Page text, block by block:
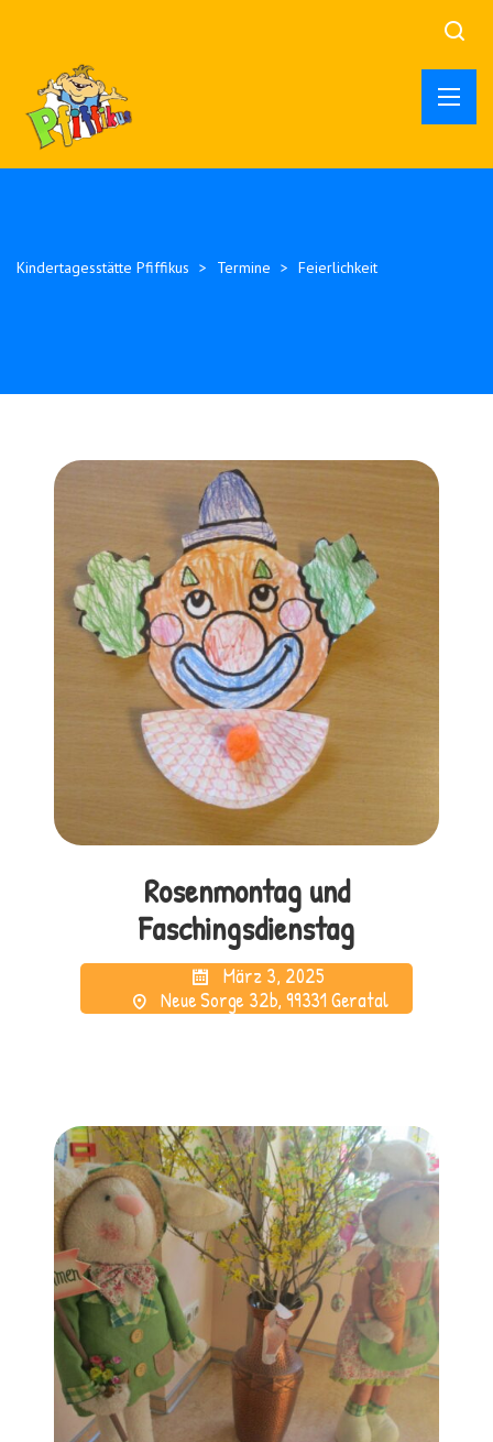
Kindertagesstätte Pfiffikus > Termine > Feierlichkeit
Rosenmontag und
Faschingsdienstag
März 3, 2025
Neue Sorge 32b, 99331 Geratal